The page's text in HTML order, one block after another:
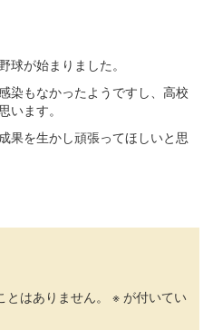
球が始まりました。
染もなかったようですし、高校
います。
果を生かし頑張ってほしいと思
はありません。 ※ が付いてい